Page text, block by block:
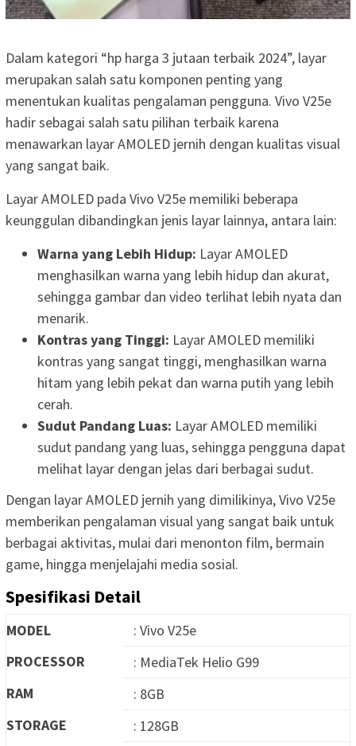
Dalam kategori “hp harga 3 jutaan terbaik 2024”, layar
merupakan salah satu komponen penting yang
menentukan kualitas pengalaman pengguna. Vivo V25e
hadir sebagai salah satu pilihan terbaik karena
menawarkan layar AMOLED jernih dengan kualitas visual
yang sangat baik.
Layar AMOLED pada Vivo V25e memiliki beberapa
keunggulan dibandingkan jenis layar lainnya, antara lain:
Warna yang Lebih Hidup: Layar AMOLED
menghasilkan warna yang lebih hidup dan akurat,
sehingga gambar dan video terlihat lebih nyata dan
menarik.
Kontras yang Tinggi: Layar AMOLED memiliki
kontras yang sangat tinggi, menghasilkan warna
hitam yang lebih pekat dan warna putih yang lebih
cerah.
Sudut Pandang Luas: Layar AMOLED memiliki
sudut pandang yang luas, sehingga pengguna dapat
melihat layar dengan jelas dari berbagai sudut.
Dengan layar AMOLED jernih yang dimilikinya, Vivo V25e
memberikan pengalaman visual yang sangat baik untuk
berbagai aktivitas, mulai dari menonton film, bermain
game, hingga menjelajahi media sosial.
Spesifikasi Detail
MODEL
: Vivo V25e
PROCESSOR
: MediaTek Helio G99
RAM
: 8GB
STORAGE
: 128GB